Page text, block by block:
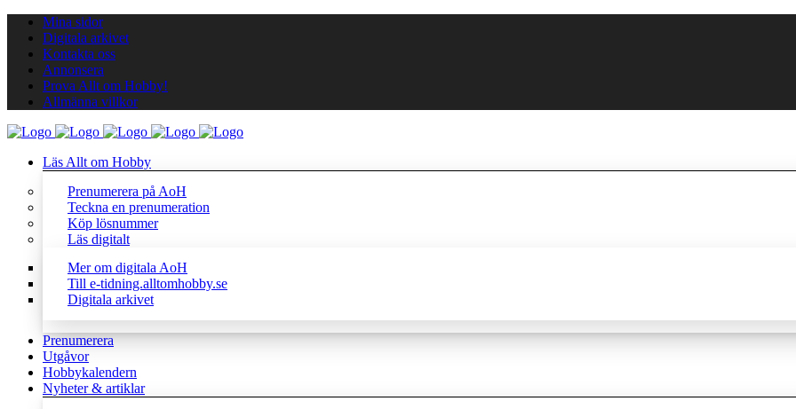
Mina sidor
Digitala arkivet
Kontakta oss
Annonsera
Prova Allt om Hobby!
Allmänna villkor
Läs Allt om Hobby
Prenumerera på AoH
Teckna en prenumeration
Köp lösnummer
Läs digitalt
Mer om digitala AoH
Till e-tidning.alltomhobby.se
Digitala arkivet
Prenumerera
Utgåvor
Hobbykalendern
Nyheter & artiklar